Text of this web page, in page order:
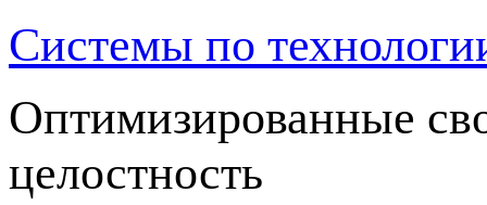
Системы по
Оптимизированные
целостность